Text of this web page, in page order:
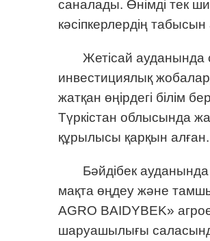
саналады. Өнімді тек
кәсіпкерлердің
Жетісай ауданында
инвестициялық
жатқан өңірдегі білім
Түркістан облысында
құрылысы қарқын алған.
Бәйдібек
мақта өңдеу және
AGRO BAIDYBEK»
шаруашылығы